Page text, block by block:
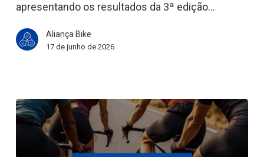
apresentando os resultados da 3ª edição…
Aliança Bike
17 de junho de 2026